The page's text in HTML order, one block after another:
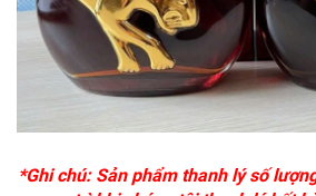
*Ghi chú: Sản phẩm thanh lý số